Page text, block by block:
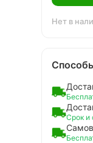
Нет в
Срок и